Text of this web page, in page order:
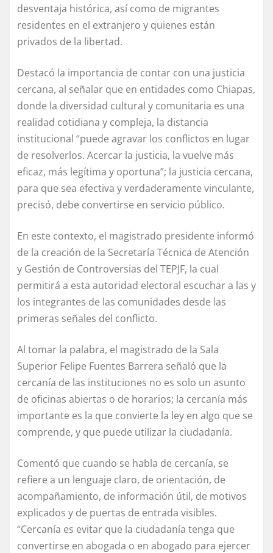
desventaja histórica, así como de migrantes
residentes en el extranjero y quienes están
privados de la libertad.
Destacó la importancia de contar con una justicia
cercana, al señalar que en entidades como Chiapas,
donde la diversidad cultural y comunitaria es una
realidad cotidiana y compleja, la distancia
institucional “puede agravar los conflictos en lugar
de resolverlos. Acercar la justicia, la vuelve más
eficaz, más legítima y oportuna”; la justicia cercana,
para que sea efectiva y verdaderamente vinculante,
precisó, debe convertirse en servicio público.
En este contexto, el magistrado presidente informó
de la creación de la Secretaría Técnica de Atención
y Gestión de Controversias del TEPJF, la cual
permitirá a esta autoridad electoral escuchar a las y
los integrantes de las comunidades desde las
primeras señales del conflicto.
Al tomar la palabra, el magistrado de la Sala
Superior Felipe Fuentes Barrera señaló que la
cercanía de las instituciones no es solo un asunto
de oficinas abiertas o de horarios; la cercanía más
importante es la que convierte la ley en algo que se
comprende, y que puede utilizar la ciudadanía.
Comentó que cuando se habla de cercanía, se
refiere a un lenguaje claro, de orientación, de
acompañamiento, de información útil, de motivos
explicados y de puertas de entrada visibles.
“Cercanía es evitar que la ciudadanía tenga que
convertirse en abogada o en abogado para ejercer